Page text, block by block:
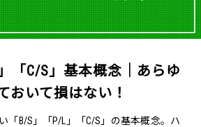
「C/S」基本概念｜あらゆ
おいて損はない！
「B/S」「P/L」「C/S」の基本概念。ハ